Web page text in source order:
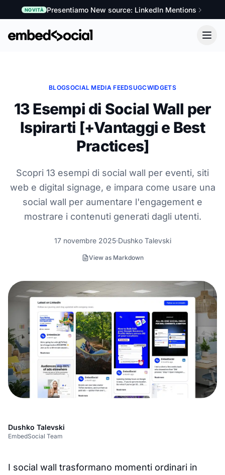
NOVITÀ Presentiamo New source: LinkedIn Mentions
BLOGSOCIAL MEDIA FEEDSUGCWIDGETS
13 Esempi di Social Wall per
Ispirarti [+Vantaggi e Best
Practices]
Scopri 13 esempi di social wall per eventi, siti
web e digital signage, e impara come usare una
social wall per aumentare l'engagement e
mostrare i contenuti generati dagli utenti.
17 novembre 2025 Dushko Talevski
View as Markdown
Dushko Talevski
EmbedSocial Team
I social wall trasformano momenti ordinari in